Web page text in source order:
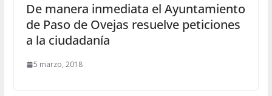
De manera inmediata el Ayuntamiento
de Paso de Ovejas resuelve peticiones
a la ciudadanía
5 marzo, 2018